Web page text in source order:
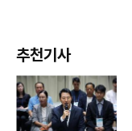
추천기사